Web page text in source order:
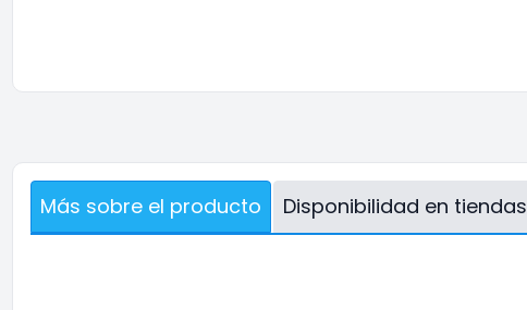
Más sobre el producto Disponibilidad en tiendas